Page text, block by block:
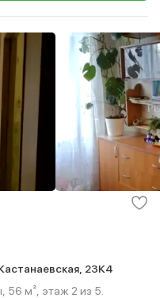
23К4
56 м², этаж 2 из 5.